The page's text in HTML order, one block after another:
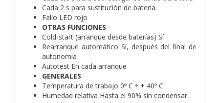
Cada 2 s para sustitución de bateria.
Fallo LED rojo
OTRAS FUNCIONES
Cold-start (arranque desde baterías) Sí
Rearranque automático Sí, después del final de
autonomía
Autotest En cada arranque
GENERALES
Temperatura de trabajo 0º C ÷ + 40º C
Humedad relativa Hasta el 90% sin condensar